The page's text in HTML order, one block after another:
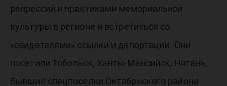
репрессий и практиками мемориальной
культуры в регионе и встретиться со
«свидетелями» ссылки и депортации. Они
посетили Тобольск, Ханты-Мансийск, Нягань,
бывшие спецпоселки Октябрьского района